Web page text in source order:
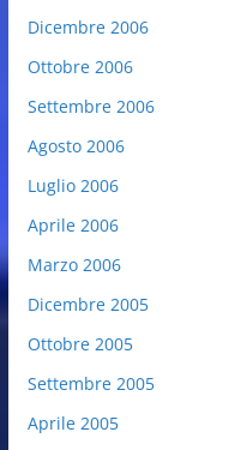
Dicembre 2006
Ottobre 2006
Settembre 2006
Agosto 2006
Luglio 2006
Aprile 2006
Marzo 2006
Dicembre 2005
Ottobre 2005
Settembre 2005
Aprile 2005